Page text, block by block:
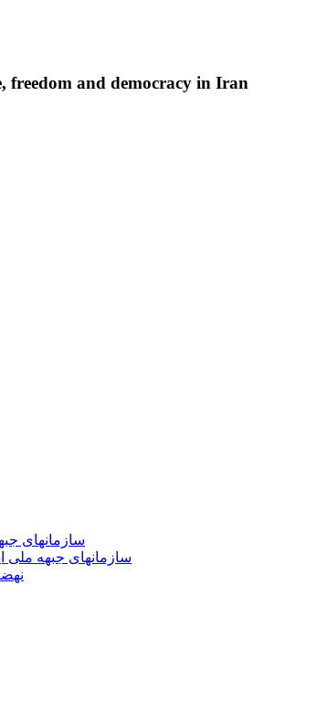
, freedom and democracy in Iran
- سازمانهای
- سازمانهای جبهه ملی
-